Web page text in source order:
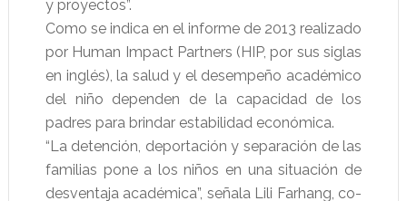
y proyectos”.
Como se indica en el informe de 2013 realizado
por Human Impact Partners (HIP, por sus siglas
en inglés), la salud y el desempeño académico
del niño dependen de la capacidad de los
padres para brindar estabilidad económica.
“La detención, deportación y separación de las
familias pone a los niños en una situación de
desventaja académica”, señala Lili Farhang, co-